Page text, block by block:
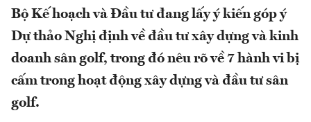
Bộ Kế hoạch và Đầu tư đang lấy ý kiến góp ý
Dự thảo Nghị định về đầu tư xây dựng và kinh
doanh sân golf, trong đó nêu rõ về 7 hành vi bị
cấm trong hoạt động xây dựng và đầu tư sân
golf.